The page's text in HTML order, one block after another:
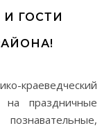
ГОСТИ
праздничные